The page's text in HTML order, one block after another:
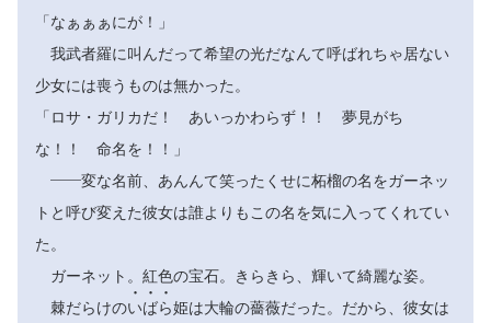
「なぁぁぁにが！」
我武者羅に叫んだって希望の光だなんて呼ばれちゃ居ない
少女には喪うものは無かった。
「ロサ・ガリカだ！ あいっかわらず！！ 夢見がち
な！！ 命名を！！」
――変な名前、あんんて笑ったくせに柘榴の名をガーネッ
トと呼び変えた彼女は誰よりもこの名を気に入ってくれてい
た。
ガーネット。紅色の宝石。きらきら、輝いて綺麗な姿。
棘だらけのい

ば

ら

姫は大輪の薔薇だった。だから、彼女は